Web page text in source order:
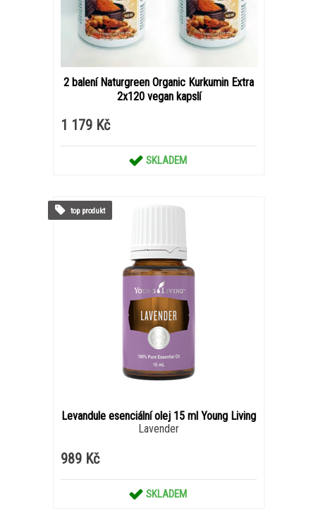
2 balení Naturgreen Organic Kurkumin Extra
2x120 vegan kapslí
1 179 Kč
SKLADEM
Levandule esenciální olej 15 ml Young Living
Lavender
989 Kč
SKLADEM
top produkt